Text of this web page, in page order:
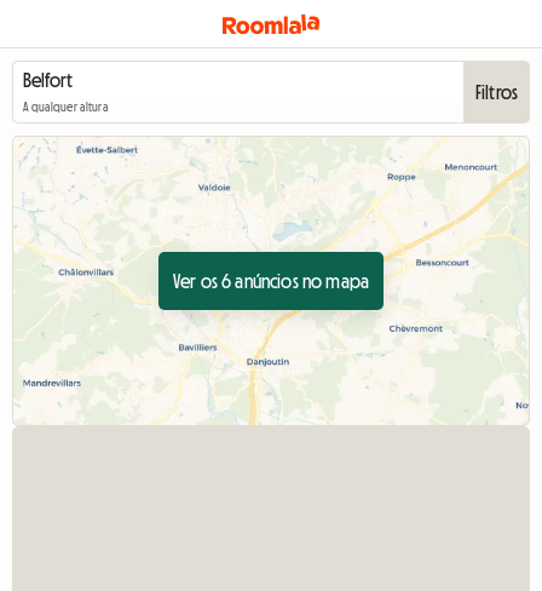
A qualquer altura
Filtros
Ver os 6 anúncios no mapa